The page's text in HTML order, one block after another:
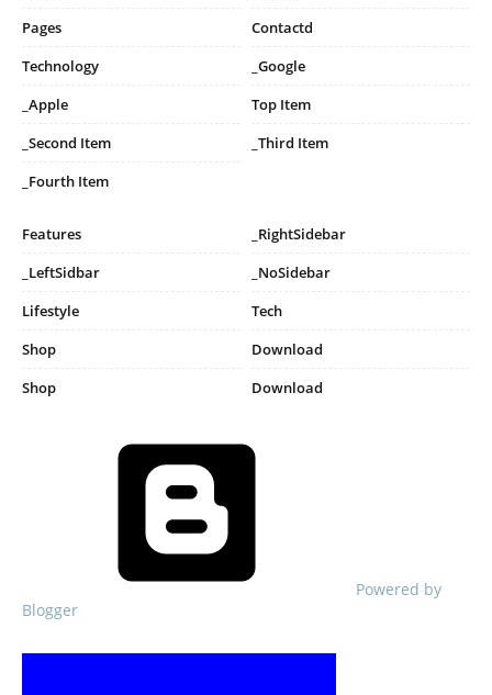
Pages
Contactd
Technology
_Google
_Apple
Top Item
_Second Item
_Third Item
_Fourth Item
Features
_RightSidebar
_LeftSidbar
_NoSidebar
Lifestyle
Tech
Shop
Download
Shop
Download
Powered by
Blogger